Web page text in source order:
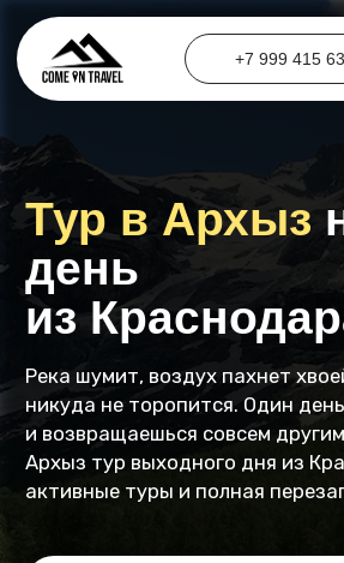
+7 999 415 63 00
Тур в Архыз
из Краснодара
Река шумит, воздух пахнет хвоей и никто
никуда не торопится. Один день в горах —
и возвращаешься совсем другим человеком.
Архыз тур выходного дня из Краснодара:
+7